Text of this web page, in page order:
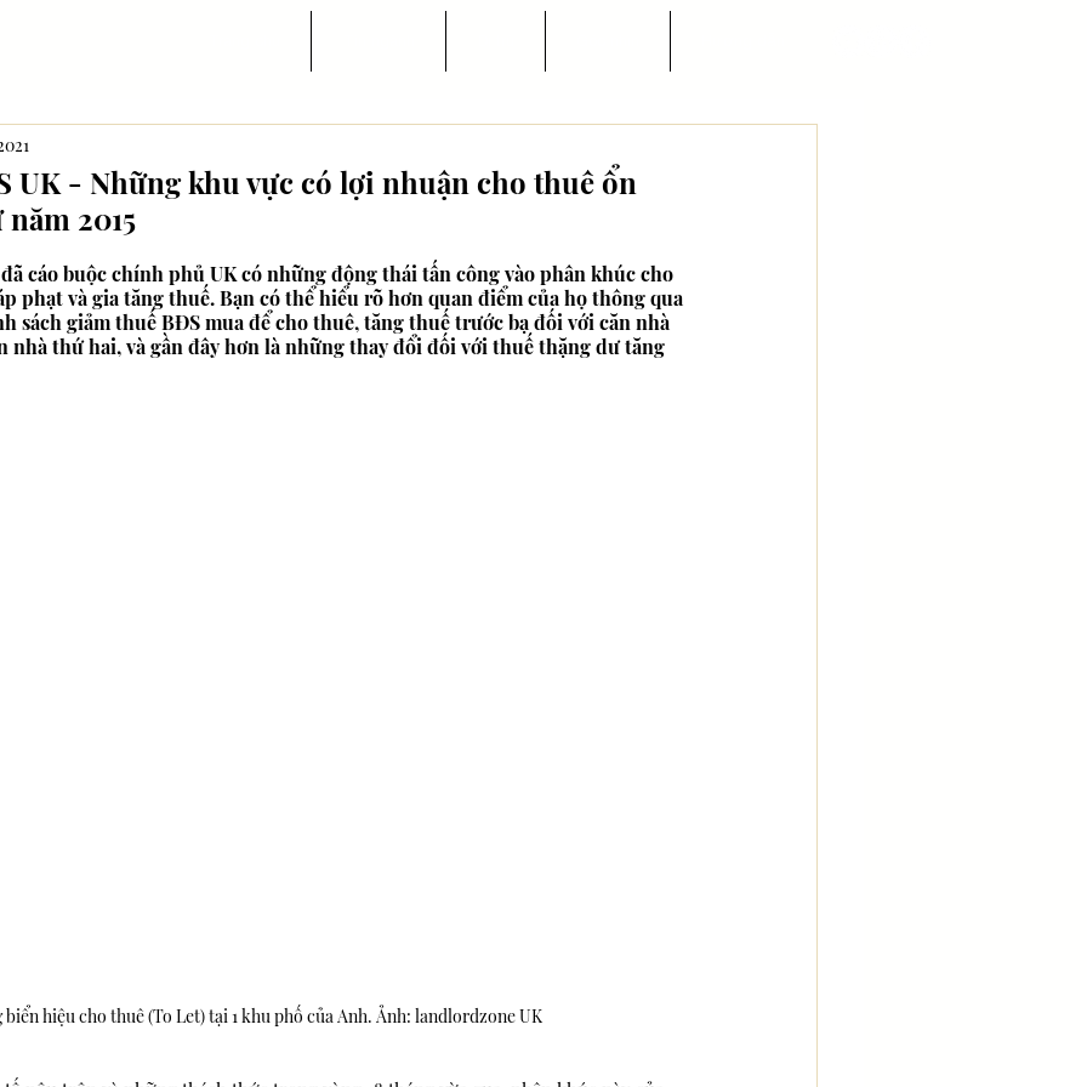
UK - Những khu vực có lợi nhuận cho thuê ổn
2015
cáo buộc chính phủ UK có những động thái tấn công vào phân khúc cho
phạt và gia tăng thuế. Bạn có thể hiểu rõ hơn quan điểm của họ thông qua
sách giảm thuế BĐS mua để cho thuê, tăng thuế trước bạ đối với căn nhà
nhà thứ hai, và gần đây hơn là những thay đổi đối với thuế thặng dư tăng
biển hiệu cho thuê (To Let) tại 1 khu phố của Anh. Ảnh: landlordzone UK